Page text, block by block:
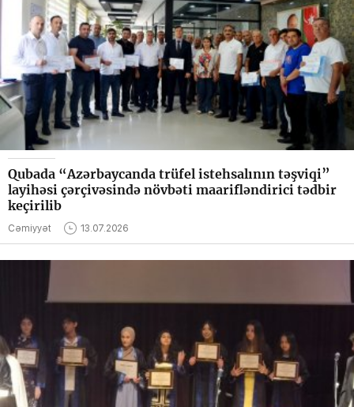
Qubada “Azərbaycanda trüfel istehsalının təşviqi”
layihəsi çərçivəsində növbəti maarifləndirici tədbir
keçirilib
Cəmiyyət 13.07.2026